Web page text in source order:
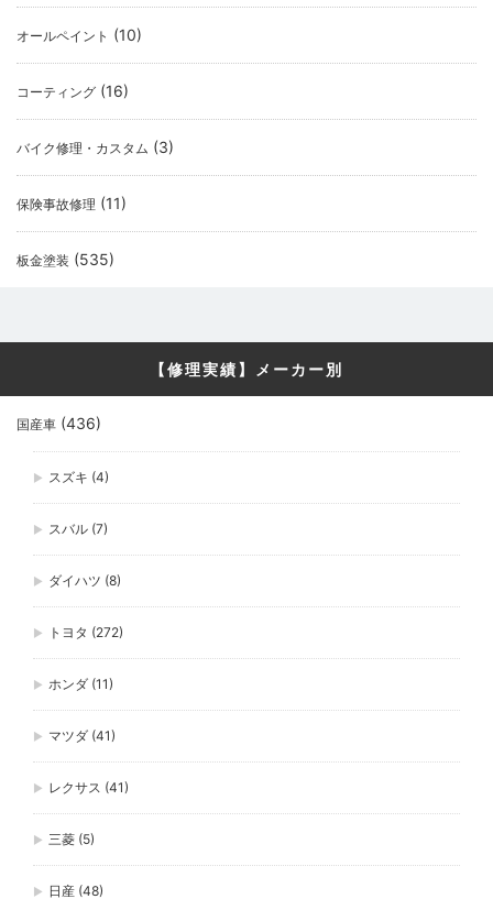
オールペイント (10)
コーティング (16)
バイク修理・カスタム (3)
保険事故修理 (11)
板金塗装 (535)
【修理実績】メーカー別
国産車 (436)
スズキ (4)
スバル (7)
ダイハツ (8)
トヨタ (272)
ホンダ (11)
マツダ (41)
レクサス (41)
三菱 (5)
日産 (48)